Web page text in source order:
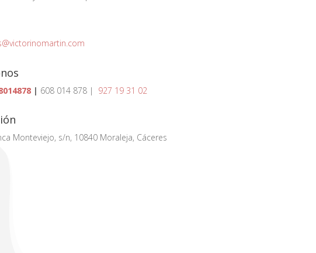
| 608 014 878 | 927 19 31 02
Monteviejo, s/n, 10840 Moraleja, Cáceres